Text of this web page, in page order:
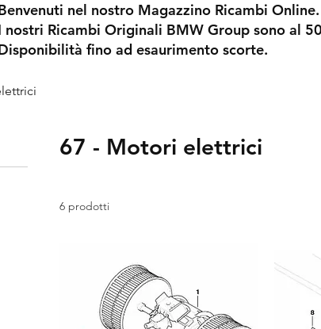
nel nostro Magazzino Ricambi Online.
nostri Ricambi Originali BMW Group sono al
fino ad esaurimento scorte.
67 - Motori elettrici
6 prodotti